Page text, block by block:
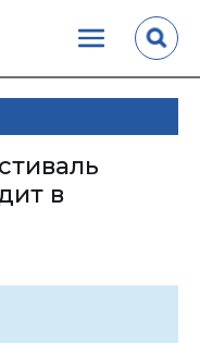
в